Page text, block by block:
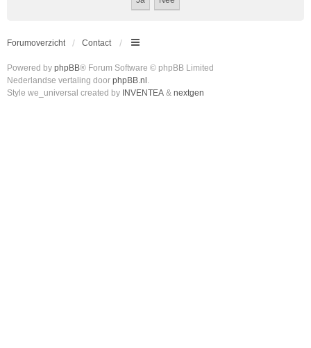
Forumoverzicht Contact
Powered by phpBB® Forum Software © phpBB Limited
Nederlandse vertaling door phpBB.nl .
Style we_universal created by INVENTEA & nextgen